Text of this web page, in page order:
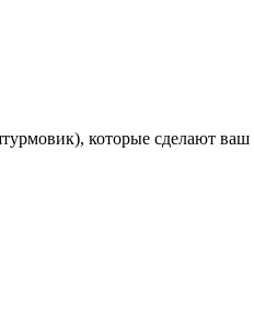
которые сделают